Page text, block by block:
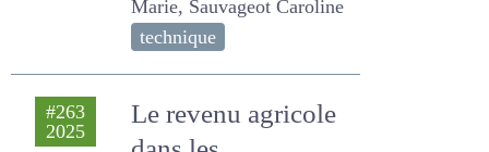
Castellan Elisabeth, DE
BOISSIEU C., KENTZEL
Caroline
technique